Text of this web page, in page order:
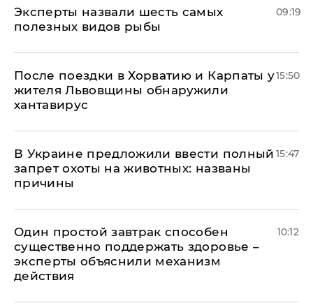
Эксперты назвали шесть самых
полезных видов рыбы
09:19
После поездки в Хорватию и Карпаты у
жителя Львовщины обнаружили
хантавирус
15:50
В Украине предложили ввести полный
запрет охоты на животных: названы
причины
15:47
Один простой завтрак способен
существенно поддержать здоровье –
эксперты объяснили механизм
действия
10:12